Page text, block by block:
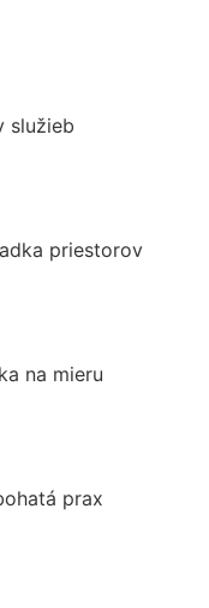
služieb
priestorov
na mieru
prax